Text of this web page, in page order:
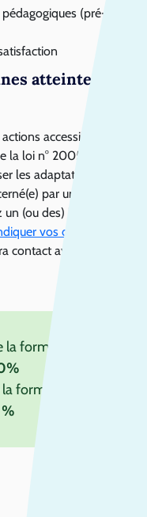
(pré-
atteintes
accessibles
la loi n° 2005- 102
les adaptations
par une
(ou des) besoin(s)
vos difficultés
contact avec vous
formation
formation
%